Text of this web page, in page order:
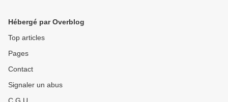
Hébergé par Overblog
Top articles
Pages
Contact
Signaler un abus